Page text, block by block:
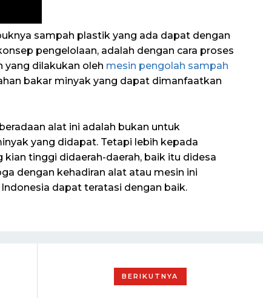
sampah plastik yang ada dapat dengan
pengelolaan, adalah dengan cara proses
yang dilakukan oleh mesin pengolah sampah
bakar minyak yang dapat dimanfaatkan
alat ini adalah bukan untuk
yang didapat. Tetapi lebih kepada
tinggi didaerah-daerah, baik itu didesa
dengan kehadiran alat atau mesin ini
dapat teratasi dengan baik.